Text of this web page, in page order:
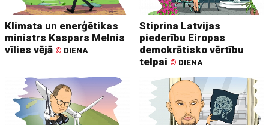
Klimata un enerģētikas
ministrs Kaspars Melnis
vīlies vējā © DIENA
Stiprina Latvijas
piederību Eiropas
demokrātisko vērtību
telpai © DIENA